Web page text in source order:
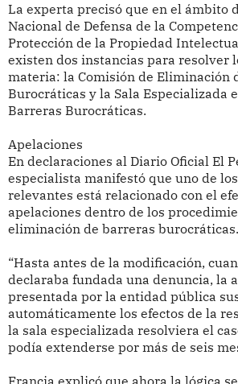
La experta precisó que en el ámbito
Nacional de Defensa de la
Protección de la Propiedad
existen dos instancias para resolver
materia: la Comisión de Eliminación
Burocráticas y la Sala Especializada
Barreras Burocráticas.
Apelaciones
En declaraciones al Diario Oficial El
especialista manifestó que uno de
relevantes está relacionado con el
apelaciones dentro de los
eliminación de barreras burocráticas.
“Hasta antes de la modificación,
declaraba fundada una denuncia, la
presentada por la entidad pública
automáticamente los efectos de la
la sala especializada resolviera el
podía extenderse por más de seis